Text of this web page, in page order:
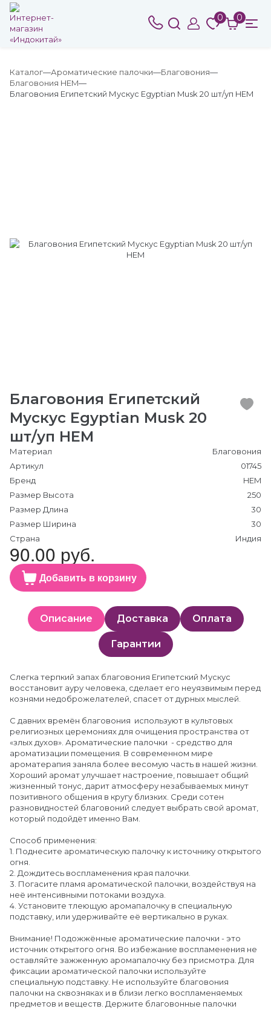
0 0
Каталог Ароматические палочки
Благовония
Благовония HEM
Благовония Египетский Мускус Egyptian Musk 20 шт/уп HEM
Благовония Египетский
Мускус Egyptian Musk 20
шт/уп HEM
Материал
Благовония
Артикул
01745
Бренд
HEM
Размер Высота
250
Размер Длина
30
Размер Ширина
30
Страна
Индия
90.00 руб.
Добавить в корзину
Описание Доставка Оплата
Гарантии
Слегка терпкий запах благовония Египетский Мускус
восстановит ауру человека, сделает его неуязвимым перед
кознями недоброжелателей, спасет от дурных мыслей.
С давних времён благовония используют в культовых
религиозных церемониях для очищения пространства от
«злых духов». Ароматические палочки - средство для
ароматизации помещения. В современном мире
ароматерапия заняла более весомую часть в нашей жизни.
Хороший аромат улучшает настроение, повышает общий
жизненный тонус, дарит атмосферу незабываемых минут
позитивного общения в кругу близких. Среди сотен
разновидностей благовоний следует выбрать свой аромат,
который подойдёт именно Вам.
Способ применения:
1. Поднесите ароматическую палочку к источнику открытого
огня.
2. Дождитесь воспламенения края палочки.
3. Погасите пламя ароматической палочки, воздействуя на
неё интенсивными потоками воздуха.
4. Установите тлеющую аромапалочку в специальную
подставку, или удерживайте её вертикально в руках.
Внимание! Подожжённые ароматические палочки - это
источник открытого огня. Во избежание воспламенения не
оставляйте зажженную аромапалочку без присмотра. Для
фиксации ароматической палочки используйте
специальную подставку. Не используйте благовония
палочки на сквозняках и в близи легко воспламеняемых
предметов и веществ. Держите благовонные палочки